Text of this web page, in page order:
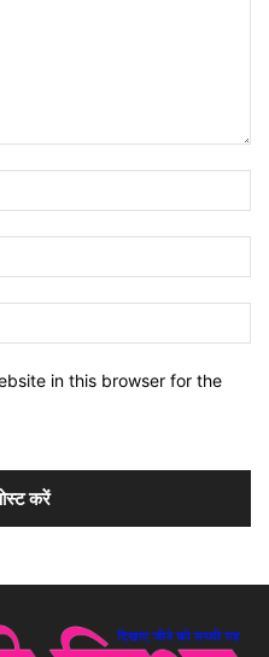
in this browser for the